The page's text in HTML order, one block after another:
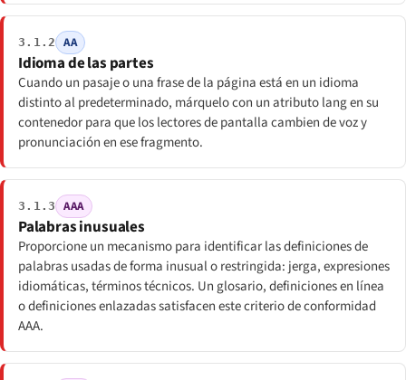
3.1.2 AA
Idioma de las partes
Cuando un pasaje o una frase de la página está en un idioma
distinto al predeterminado, márquelo con un atributo lang en su
contenedor para que los lectores de pantalla cambien de voz y
pronunciación en ese fragmento.
3.1.3 AAA
Palabras inusuales
Proporcione un mecanismo para identificar las definiciones de
palabras usadas de forma inusual o restringida: jerga, expresiones
idiomáticas, términos técnicos. Un glosario, definiciones en línea
o definiciones enlazadas satisfacen este criterio de conformidad
AAA.